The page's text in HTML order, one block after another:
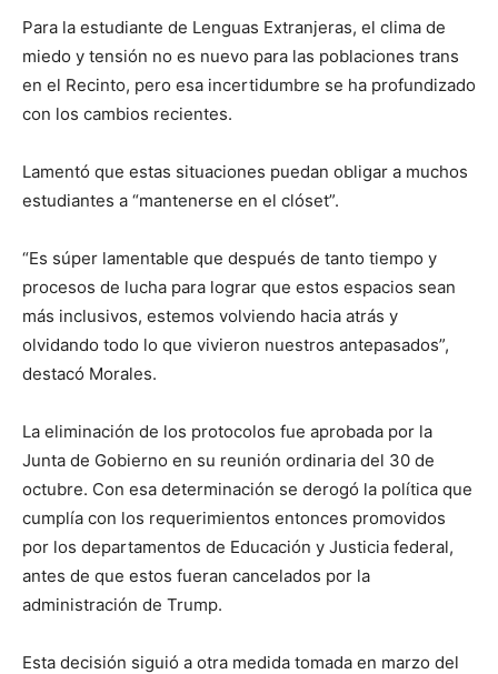
Para la estudiante de Lenguas Extranjeras, el clima de
miedo y tensión no es nuevo para las poblaciones trans
en el Recinto, pero esa incertidumbre se ha profundizado
con los cambios recientes.
Lamentó que estas situaciones puedan obligar a muchos
estudiantes a “mantenerse en el clóset”.
“Es súper lamentable que después de tanto tiempo y
procesos de lucha para lograr que estos espacios sean
más inclusivos, estemos volviendo hacia atrás y
olvidando todo lo que vivieron nuestros antepasados”,
destacó Morales.
La eliminación de los protocolos fue aprobada por la
Junta de Gobierno en su reunión ordinaria del 30 de
octubre. Con esa determinación se derogó la política que
cumplía con los requerimientos entonces promovidos
por los departamentos de Educación y Justicia federal,
antes de que estos fueran cancelados por la
administración de Trump.
Esta decisión siguió a otra medida tomada en marzo del